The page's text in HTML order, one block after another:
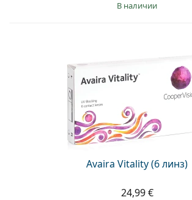
в наличии
Avaira Vitality (6 линз)
24,99 €